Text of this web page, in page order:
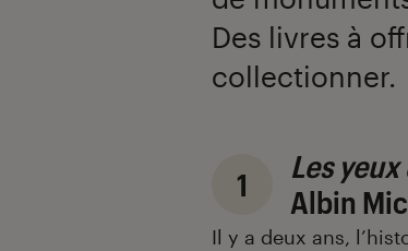
Des livres à
collectionner.
1
Les
Albin
Il y a deux ans,